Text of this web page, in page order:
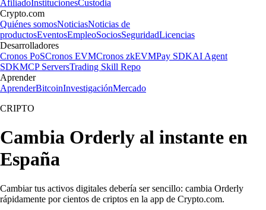
AfiliadoInstitucionesCustodia
Crypto.com
Quiénes somosNoticiasNoticias de
productosEventosEmpleoSociosSeguridadLicencias
Desarrolladores
Cronos PoSCronos EVMCronos zkEVMPay SDKAI Agent
SDKMCP ServersTrading Skill Repo
Aprender
AprenderBitcoinInvestigaciónMercado
CRIPTO
Cambia Orderly al instante en
España
Cambiar tus activos digitales debería ser sencillo: cambia Orderly
rápidamente por cientos de criptos en la app de Crypto.com.